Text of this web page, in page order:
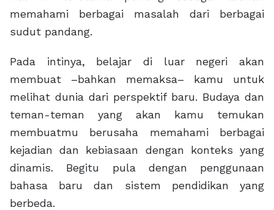
memahami berbagai masalah dari berbagai
sudut pandang.
Pada intinya, belajar di luar negeri akan
membuat –bahkan memaksa– kamu untuk
melihat dunia dari perspektif baru. Budaya dan
teman-teman yang akan kamu temukan
membuatmu berusaha memahami berbagai
kejadian dan kebiasaan dengan konteks yang
dinamis. Begitu pula dengan penggunaan
bahasa baru dan sistem pendidikan yang
berbeda.